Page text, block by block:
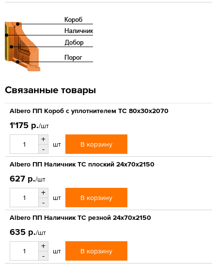
Связанные товары
Albero ПП Короб с уплотнителем ТС 80х30х2070
1'175 р./шт
+
-
шт В корзину
Albero ПП Наличник ТС плоский 24х70х2150
627 р./шт
+
-
шт В корзину
Albero ПП Наличник ТС резной 24х70х2150
635 р./шт
+
-
шт В корзину